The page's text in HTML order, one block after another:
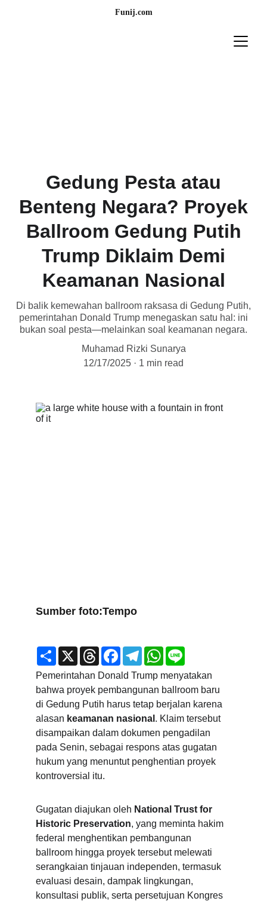
Funij.com
Gedung Pesta atau
Benteng Negara? Proyek
Ballroom Gedung Putih
Trump Diklaim Demi
Keamanan Nasional
Di balik kemewahan ballroom raksasa di Gedung Putih,
pemerintahan Donald Trump menegaskan satu hal: ini
bukan soal pesta—melainkan soal keamanan negara.
Muhamad Rizki Sunarya
12/17/2025
1 min read
Sumber foto:Tempo
Pemerintahan Donald Trump menyatakan
bahwa proyek pembangunan ballroom baru
di Gedung Putih harus tetap berjalan karena
alasan keamanan nasional . Klaim tersebut
disampaikan dalam dokumen pengadilan
pada Senin, sebagai respons atas gugatan
hukum yang menuntut penghentian proyek
kontroversial itu.
Gugatan diajukan oleh National Trust for
Historic Preservation, yang meminta hakim
federal menghentikan pembangunan
ballroom hingga proyek tersebut melewati
serangkaian tinjauan independen, termasuk
evaluasi desain, dampak lingkungan,
konsultasi publik, serta persetujuan Kongres